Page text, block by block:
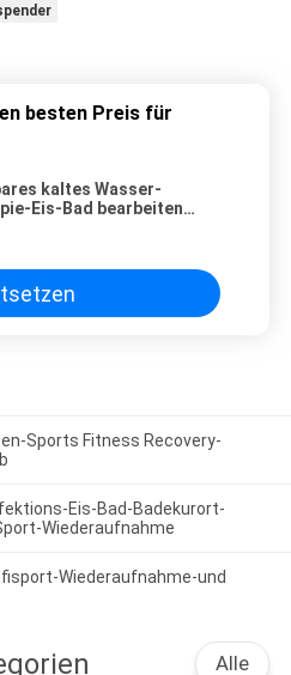
besten Preis für
kaltes Wasser-
Eis-Bad bearbeiten
Sports Fitness Recovery-
Eis-Bad-Badekurort-
Wiederaufnahme
Wiederaufnahme-und
Alle